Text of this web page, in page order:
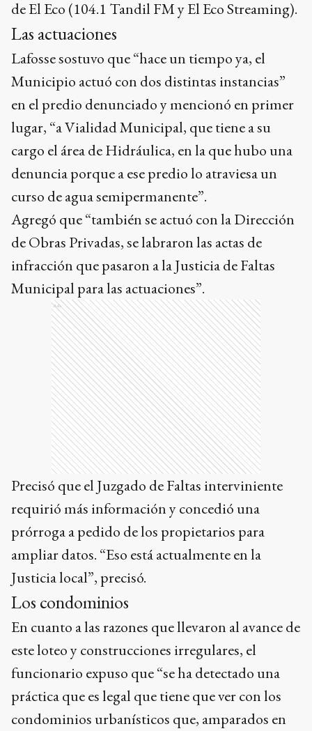
de El Eco (104.1 Tandil FM y El Eco Streaming).
Las actuaciones
Lafosse sostuvo que “hace un tiempo ya, el
Municipio actuó con dos distintas instancias”
en el predio denunciado y mencionó en primer
lugar, “a Vialidad Municipal, que tiene a su
cargo el área de Hidráulica, en la que hubo una
denuncia porque a ese predio lo atraviesa un
curso de agua semipermanente”.
Agregó que “también se actuó con la Dirección
de Obras Privadas, se labraron las actas de
infracción que pasaron a la Justicia de Faltas
Municipal para las actuaciones”.
Ads
Precisó que el Juzgado de Faltas interviniente
requirió más información y concedió una
prórroga a pedido de los propietarios para
ampliar datos. “Eso está actualmente en la
Justicia local”, precisó.
Los condominios
En cuanto a las razones que llevaron al avance de
este loteo y construcciones irregulares, el
funcionario expuso que “se ha detectado una
práctica que es legal que tiene que ver con los
condominios urbanísticos que, amparados en